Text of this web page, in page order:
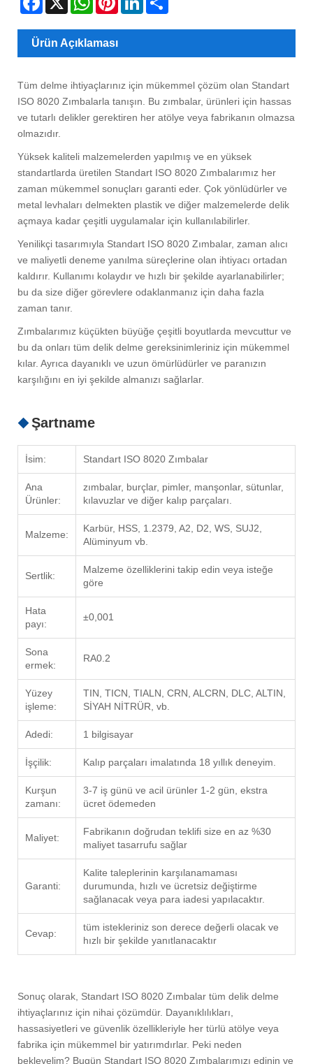
Ürün Açıklaması
Tüm delme ihtiyaçlarınız için mükemmel çözüm olan Standart
ISO 8020 Zımbalarla tanışın. Bu zımbalar, ürünleri için hassas
ve tutarlı delikler gerektiren her atölye veya fabrikanın olmazsa
olmazıdır.
Yüksek kaliteli malzemelerden yapılmış ve en yüksek
standartlarda üretilen Standart ISO 8020 Zımbalarımız her
zaman mükemmel sonuçları garanti eder. Çok yönlüdürler ve
metal levhaları delmekten plastik ve diğer malzemelerde delik
açmaya kadar çeşitli uygulamalar için kullanılabilirler.
Yenilikçi tasarımıyla Standart ISO 8020 Zımbalar, zaman alıcı
ve maliyetli deneme yanılma süreçlerine olan ihtiyacı ortadan
kaldırır. Kullanımı kolaydır ve hızlı bir şekilde ayarlanabilirler;
bu da size diğer görevlere odaklanmanız için daha fazla
zaman tanır.
Zımbalarımız küçükten büyüğe çeşitli boyutlarda mevcuttur ve
bu da onları tüm delik delme gereksinimleriniz için mükemmel
kılar. Ayrıca dayanıklı ve uzun ömürlüdürler ve paranızın
karşılığını en iyi şekilde almanızı sağlarlar.
Şartname
İsim: Standart ISO 8020 Zımbalar
Ana
Ürünler:
zımbalar, burçlar, pimler, manşonlar, sütunlar,
kılavuzlar ve diğer kalıp parçaları.
Malzeme:
Karbür, HSS, 1.2379, A2, D2, WS, SUJ2,
Alüminyum vb.
Sertlik:
Malzeme özelliklerini takip edin veya isteğe
göre
Hata
payı:
±0,001
Sona
ermek:
RA0.2
Yüzey
işleme:
TIN, TICN, TIALN, CRN, ALCRN, DLC, ALTIN,
SİYAH NİTRÜR, vb.
Adedi: 1 bilgisayar
İşçilik: Kalıp parçaları imalatında 18 yıllık deneyim.
Kurşun
zamanı:
3-7 iş günü ve acil ürünler 1-2 gün, ekstra
ücret ödemeden
Maliyet:
Fabrikanın doğrudan teklifi size en az %30
maliyet tasarrufu sağlar
Garanti:
Kalite taleplerinin karşılanamaması
durumunda, hızlı ve ücretsiz değiştirme
sağlanacak veya para iadesi yapılacaktır.
Cevap:
tüm istekleriniz son derece değerli olacak ve
hızlı bir şekilde yanıtlanacaktır
Sonuç olarak, Standart ISO 8020 Zımbalar tüm delik delme
ihtiyaçlarınız için nihai çözümdür. Dayanıklılıkları,
hassasiyetleri ve güvenlik özellikleriyle her türlü atölye veya
fabrika için mükemmel bir yatırımdırlar. Peki neden
bekleyelim? Bugün Standart ISO 8020 Zımbalarımızı edinin ve